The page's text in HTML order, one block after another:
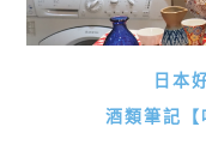
日本
酒類筆記【